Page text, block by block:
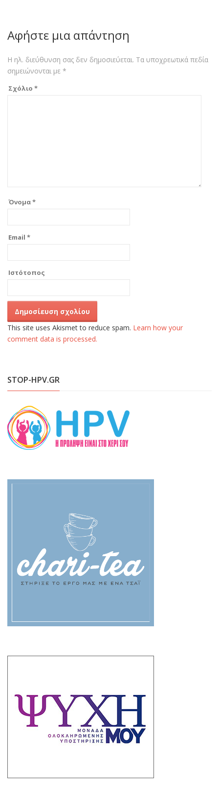
Αφήστε μια απάντηση
Η ηλ. διεύθυνση σας δεν δημοσιεύεται. Τα υποχρεωτικά πεδία
σημειώνονται με *
Σχόλιο *
Όνομα*
Email *
Ιστότοπος
This site uses Akismet to reduce spam. Learn how your
comment data is processed.
STOP-HPV.GR